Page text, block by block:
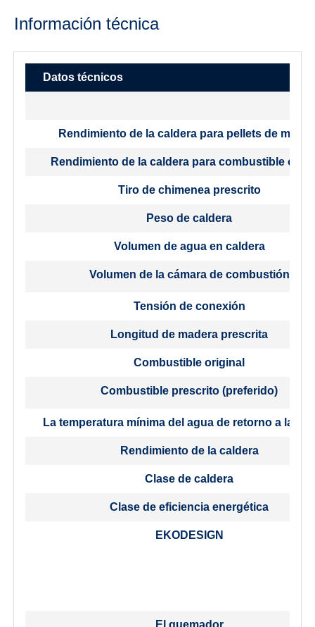
Información técnica
Datos técnicos
Rendimiento de la caldera para pellets de
Rendimiento de la caldera para combustible
Tiro de chimenea prescrito
Peso de caldera
Volumen de agua en caldera
Volumen de la cámara de combustión
Tensión de conexión
Longitud de madera prescrita
Combustible original
Combustible prescrito (preferido)
La temperatura mínima del agua de retorno a la
Rendimiento de la caldera
Clase de caldera
Clase de eficiencia energética
EKODESIGN
El quemador